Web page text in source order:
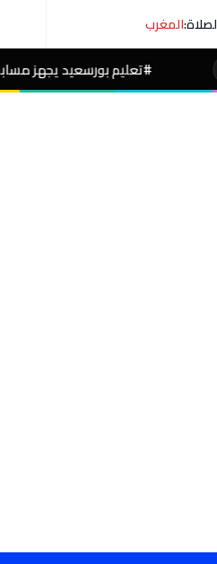
المغرب
مسابقة الوظائف الإشرافية 2026-2027